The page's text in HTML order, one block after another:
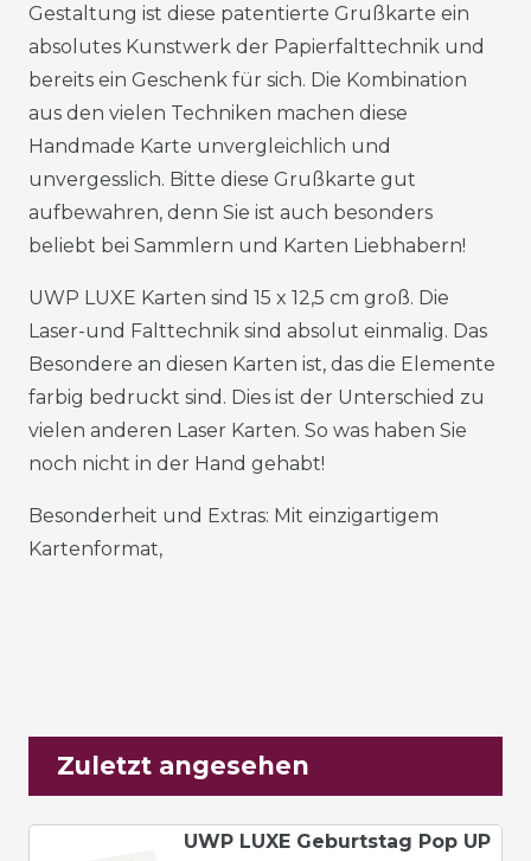
Gestaltung ist diese patentierte Grußkarte ein
absolutes Kunstwerk der Papierfalttechnik und
bereits ein Geschenk für sich. Die Kombination
aus den vielen Techniken machen diese
Handmade Karte unvergleichlich und
unvergesslich. Bitte diese Grußkarte gut
aufbewahren, denn Sie ist auch besonders
beliebt bei Sammlern und Karten Liebhabern!
UWP LUXE Karten sind 15 x 12,5 cm groß. Die
Laser-und Falttechnik sind absolut einmalig. Das
Besondere an diesen Karten ist, das die Elemente
farbig bedruckt sind. Dies ist der Unterschied zu
vielen anderen Laser Karten. So was haben Sie
noch nicht in der Hand gehabt!
Besonderheit und Extras: Mit einzigartigem
Kartenformat,
Zuletzt angesehen
UWP LUXE Geburtstag Pop UP